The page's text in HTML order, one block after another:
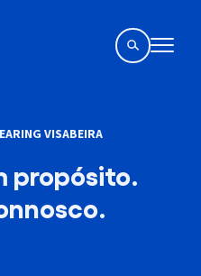
VISABEIRA
propósito.